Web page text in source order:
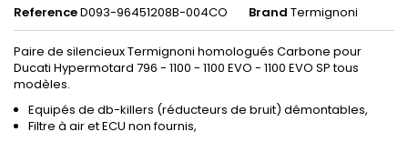
ReferenceD093-96451208B-004CO Brand Termignoni
Paire de silencieux Termignoni homologués Carbone pour
Ducati Hypermotard 796 - 1100 - 1100 EVO - 1100 EVO SP tous
modèles.
Equipés de db-killers (réducteurs de bruit) démontables,
Filtre à air et ECU non fournis,